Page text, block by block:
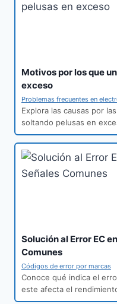
Motivos por los que
exceso
Problemas frecuentes en
Explora las causas por
soltando pelusas en
Solución al Error EC
Comunes
Códigos de error por marcas
Conoce qué indica el
este afecta el